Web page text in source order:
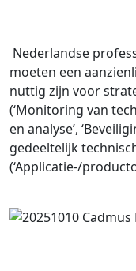
Nederlandse
moeten een
nuttig zijn voor
(‘Monitoring van
en analyse’,
gedeeltelijk
(‘Applicatie-/